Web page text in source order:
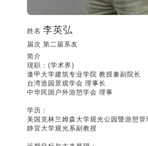
姓名 李英弘
届次 第二届系友
简介
现职：(学术界)
逢甲大学建筑专业学院 教授兼副院长
台湾造园景观学会 理事长
中华民国户外游憩学会 理事
学历：
美国克林兰姆森大学观光公园暨游憩管
静宜大学观光系副教授